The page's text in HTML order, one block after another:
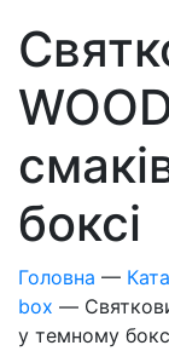
боксі
Головна —
box —
у темному